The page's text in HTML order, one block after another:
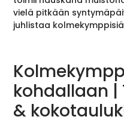
vielä pitkään
juhlistaa
kohdallaan
&